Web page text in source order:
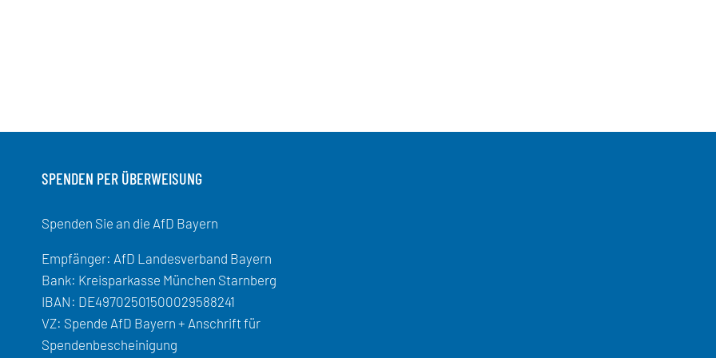
SPENDEN PER ÜBERWEISUNG
Spenden Sie an die AfD Bayern
Empfänger: AfD Landesverband Bayern
Bank: Kreisparkasse München Starnberg
IBAN: DE49702501500029588241
VZ: Spende AfD Bayern + Anschrift für
Spendenbescheinigung